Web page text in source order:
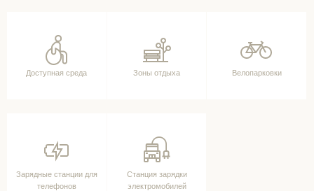
Доступная среда Зоны отдыха Велопарковки
Зарядные станции для
телефонов
Станция зарядки
электромобилей